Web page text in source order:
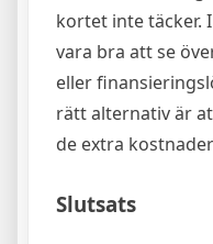
kortet inte täcker.
vara bra att se
eller
rätt alternativ är
de extra
Slutsats